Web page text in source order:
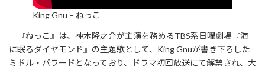
King Gnu – ねっこ
『ねっこ』は、神木隆之介が主演を務めるTBS系日曜劇場『海
に眠るダイヤモンド』の主題歌として、King Gnuが書き下ろした
ミドル・バラードとなっており、ドラマ初回放送にて解禁され、大